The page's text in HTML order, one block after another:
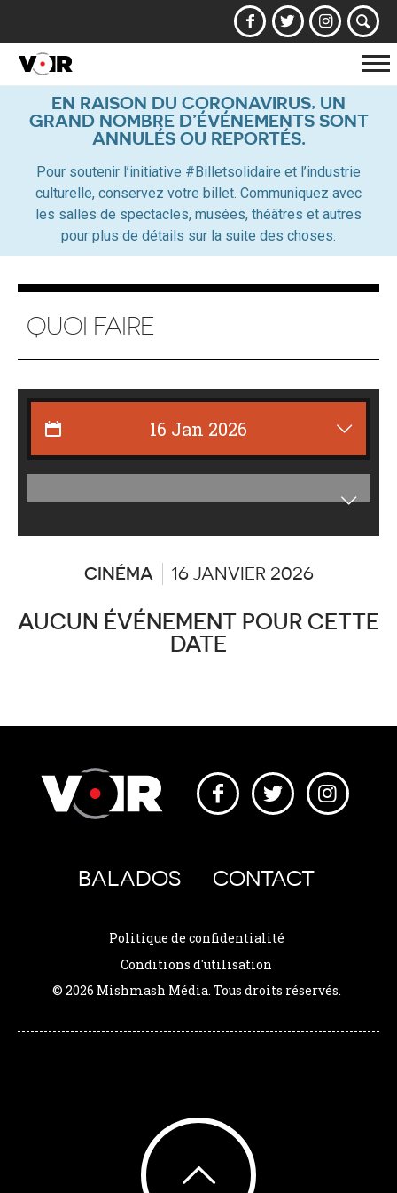
la
EN RAISON DU CORONAVIRUS, UN
GRAND NOMBRE D’ÉVÉNEMENTS SONT
ANNULÉS OU REPORTÉS.
Pour soutenir l’initiative #Billetsolidaire et l’industrie
culturelle, conservez votre billet. Communiquez avec
les salles de spectacles, musées, théâtres et autres
pour plus de détails sur la suite des choses.
QUOI FAIRE
CINÉMA 16 JANVIER 2026
AUCUN ÉVÉNEMENT POUR CETTE
DATE
BALADOS CONTACT
Politique de confidentialité
Conditions d'utilisation
© 2026 Mishmash Média. Tous droits réservés.